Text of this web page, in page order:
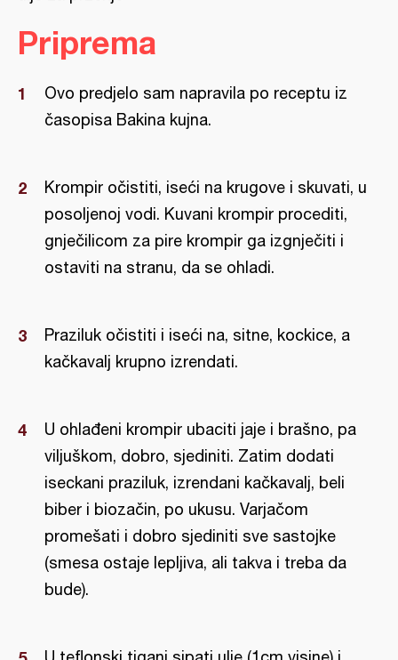
Priprema
Ovo predjelo sam napravila po receptu iz
časopisa Bakina kujna.
Krompir očistiti, iseći na krugove i skuvati, u
posoljenoj vodi. Kuvani krompir procediti,
gnječilicom za pire krompir ga izgnječiti i
ostaviti na stranu, da se ohladi.
Praziluk očistiti i iseći na, sitne, kockice, a
kačkavalj krupno izrendati.
U ohlađeni krompir ubaciti jaje i brašno, pa
viljuškom, dobro, sjediniti. Zatim dodati
iseckani praziluk, izrendani kačkavalj, beli
biber i biozačin, po ukusu. Varjačom
promešati i dobro sjediniti sve sastojke
(smesa ostaje lepljiva, ali takva i treba da
bude).